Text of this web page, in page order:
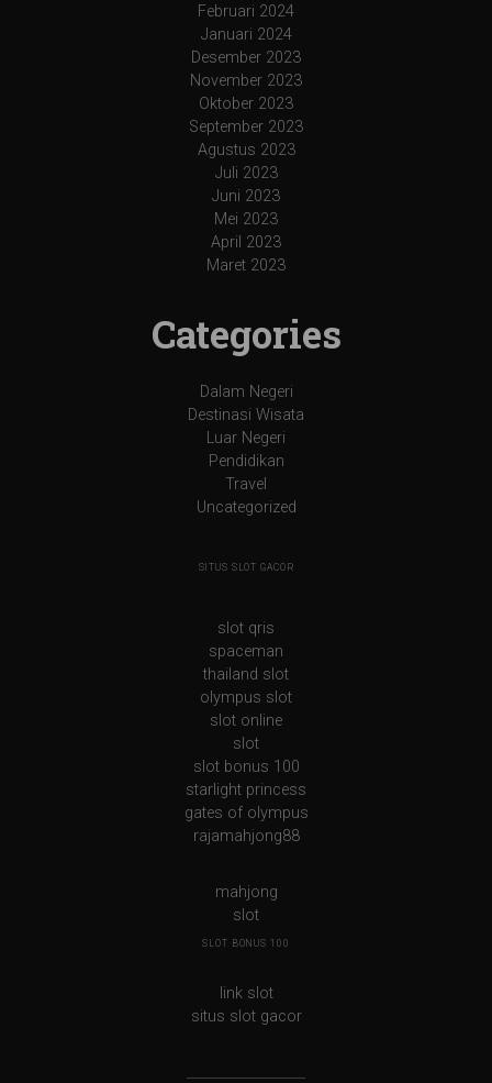
Februari 2024
Januari 2024
Desember 2023
November 2023
Oktober 2023
September 2023
Agustus 2023
Juli 2023
Juni 2023
Mei 2023
April 2023
Maret 2023
Categories
Dalam Negeri
Destinasi Wisata
Luar Negeri
Pendidikan
Travel
Uncategorized
SITUS SLOT GACOR
slot qris
spaceman
thailand slot
olympus slot
slot online
slot
slot bonus 100
starlight princess
gates of olympus
rajamahjong88
mahjong
slot
SLOT BONUS 100
link slot
situs slot gacor